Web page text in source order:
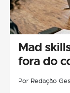
Mad
fora do
Por Redação